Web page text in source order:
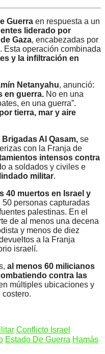
Guerra en respuesta a un
liderado por
Gaza, encabezadas por
. Esta operación combinada
y la infiltración en
Netanyahu, anunció:
en guerra. No en una
en una guerra”.
tierra, mar y aire
Al Qasam, se
con la Franja de
intensos contra
a soldados y civiles e
militar.
40 muertos en Israel y
50 personas capturadas
palestinas. En el
de al menos una decena
y menos de diez
a la Franja
israelí.
al menos 60 milicianos
contra las
múltiples ubicaciones y
Conflicto Israel
Estado De Guerra Hamás